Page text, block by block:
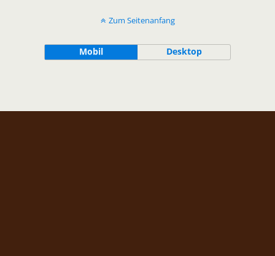
Zum Seitenanfang
Mobil Desktop